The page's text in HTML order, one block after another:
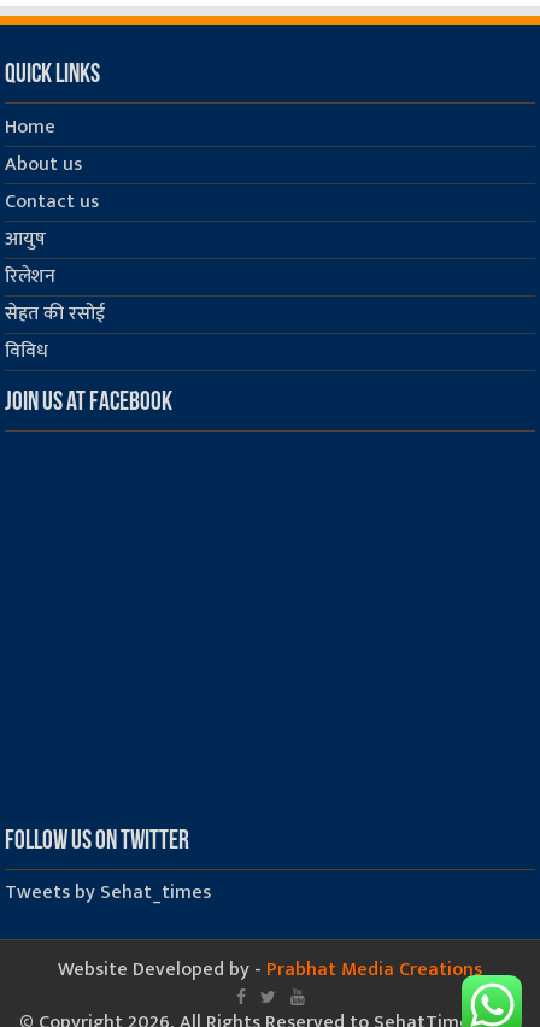
Quick Links
Home
About us
Contact us
आयुष
रिलेशन
सेहत की रसोई
विविध
Join us at Facebook
Follow us on Twitter
Tweets by Sehat_times
Website Developed by - Prabhat Media Creations